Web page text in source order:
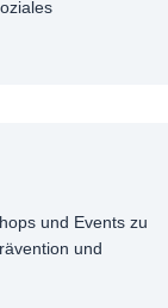
und Events zu
und